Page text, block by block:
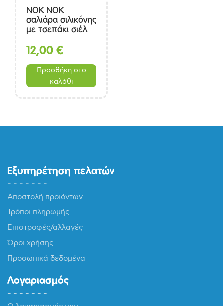
ΝΟΚ ΝΟΚ
σαλιάρα σιλικόνης
με τσεπάκι σιέλ
από 4 μηνών
12,00€
Προσθήκη στο
καλάθι
Εξυπηρέτηση πελατών
Αποστολή προϊόντων
Τρόποι πληρωμής
Επιστροφές/αλλαγές
Όροι χρήσης
Προσωπικά δεδομένα
Λογαριασμός